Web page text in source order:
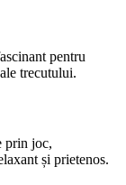
pentru
trecutului.
prin joc,
și prietenos.